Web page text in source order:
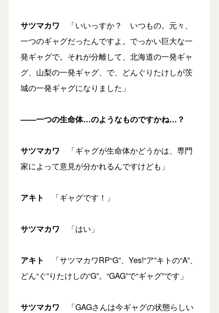
サツマカワ 「いいっすか？ いつもの。元々、
一つのギャグだったんですよ。でっかい巨大な一
発ギャグで。それが分離して、北海道の一発ギャ
グ、山梨の一発ギャグ、で、どんぐりたけしが茨
城の一発ギャグになりました」
――一つの生命体…のようなものですかね…？
サツマカワ 「ギャグが生命体かどうかは、専門
家によって意見が分かれるんですけども」
アキト 「ギャグです！」
サツマカワ 「はい」
アキト
「サツマカワRP“G”、Yes!“ア”キトの“A”、
どん“ぐ”りたけしの“G”。“GAG”で“ギャグ”です」
サツマカワ 「GAGさんは今ギャグの状態らしい